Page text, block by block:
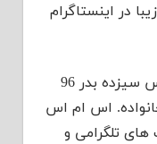
در اینستاگرام
جدیدترین و زیباترین اس ام اس سیزده بدر 96
اس ام اس
پست های تلگرامی و